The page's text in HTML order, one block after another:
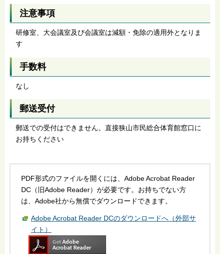
注意事項
研修室、大会議室及び会議室は減額・免除の適用外となりま
す
手数料
なし
郵送受付
郵送での受付はできません。直接狭山市民総合体育館窓口に
お持ちください
PDF形式のファイルを開くには、Adobe Acrobat Reader
DC（旧Adobe Reader）が必要です。お持ちでない方
は、Adobe社から無償でダウンロードできます。
Adobe Acrobat Reader DCのダウンロードへ（外部サ
イト）